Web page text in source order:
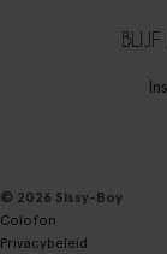
© 2026 Sissy-Boy
Colofon
Privacybeleid